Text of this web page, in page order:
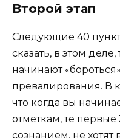
Второй этап
Следующие 40
сказать, в этом
начинают
превалирования. В
что когда вы
отметкам, те
сознанием, не хотят